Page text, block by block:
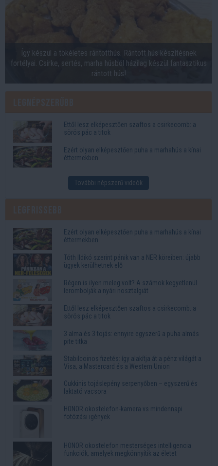
Így készül a tökéletes rántotthús. Rántott hús készítésnek
fortélyai. Csirke, sertés, marha húsból házilag készül fantasztikus
rántott hús!
Ettől lesz elképesztően szaftos a csirkecomb: a
sörös pác a titok
Ezért olyan elképesztően puha a marhahús a kínai
éttermekben
További népszerű videók
Ezért olyan elképesztően puha a marhahús a kínai
éttermekben
Tóth Ildikó szerint pánik van a NER köreiben: újabb
ügyek kerülhetnek elő
Régen is ilyen meleg volt? A számok kegyetlenül
lerombolják a nyári nosztalgiát
Ettől lesz elképesztően szaftos a csirkecomb: a
sörös pác a titok
3 alma és 3 tojás: ennyire egyszerű a puha almás
pite titka
Stabilcoinos fizetés: így alakítja át a pénz világát a
Visa, a Mastercard és a Western Union
Cukkinis tojáslepény serpenyőben – egyszerű és
laktató vacsora
HONOR okostelefon-kamera vs mindennapi
fotózási igények
HONOR okostelefon mesterséges intelligencia
funkciók, amelyek megkönnyítik az életet